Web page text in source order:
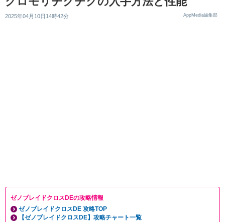
2025年04月10日14時42分 AppMedia編集部
ゼノブレイドクロスDEの攻略情報
ゼノブレイドクロスDE 攻略TOP
【ゼノブレイドクロスDE】攻略チャート一覧